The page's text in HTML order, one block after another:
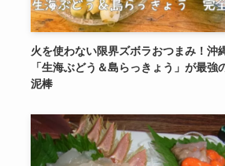
火を使わない限界ズボラおつまみ！沖
「生海ぶどう＆島らっきょう」が最強
泥棒